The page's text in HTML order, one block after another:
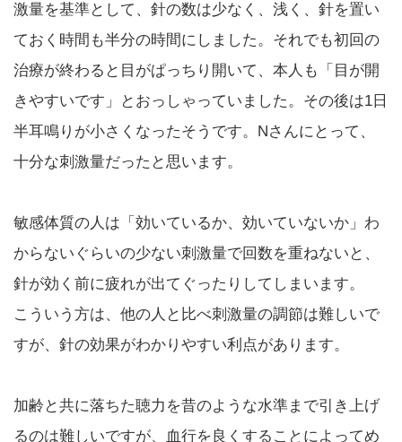
激量を基準として、針の数は少なく、浅く、針を置い
ておく時間も半分の時間にしました。それでも初回の
治療が終わると目がぱっちり開いて、本人も「目が開
きやすいです」とおっしゃっていました。その後は1日
半耳鳴りが小さくなったそうです。Nさんにとって、
十分な刺激量だったと思います。
敏感体質の人は「効いているか、効いていないか」わ
からないぐらいの少ない刺激量で回数を重ねないと、
針が効く前に疲れが出てぐったりしてしまいます。
こういう方は、他の人と比べ刺激量の調節は難しいで
すが、針の効果がわかりやすい利点があります。
加齢と共に落ちた聴力を昔のような水準まで引き上げ
るのは難しいですが、血行を良くすることによってめ